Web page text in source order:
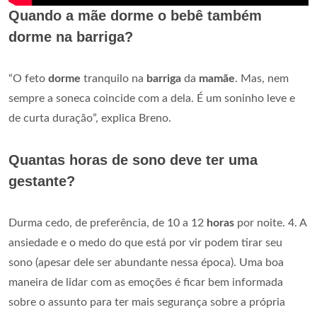
Quando a mãe dorme o bebê também
dorme na barriga?
“O feto dorme tranquilo na barriga da mamãe. Mas, nem
sempre a soneca coincide com a dela. É um soninho leve e
de curta duração”, explica Breno.
Quantas horas de sono deve ter uma
gestante?
Durma cedo, de preferência, de 10 a 12 horas por noite. 4. A
ansiedade e o medo do que está por vir podem tirar seu
sono (apesar dele ser abundante nessa época). Uma boa
maneira de lidar com as emoções é ficar bem informada
sobre o assunto para ter mais segurança sobre a própria